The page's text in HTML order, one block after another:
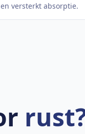
versterkt absorptie.